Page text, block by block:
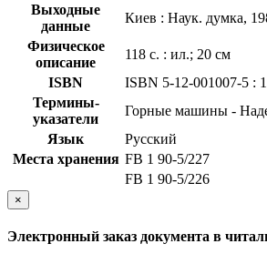
Выходные
данные
Киев : Наук. думка,
Физическое
описание
118 с. : ил.; 20 см
ISBN
ISBN 5-12-001007-5 :
Термины-
указатели
Горные машины -
Язык
Русский
Места хранения FB 1 90-5/227
FB 1 90-5/226
×
Электронный заказ документа в